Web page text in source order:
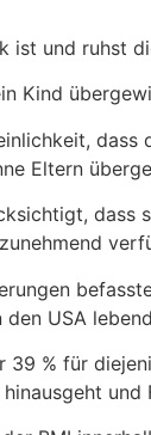
und ruhst
Kind
Eltern
USA
% für